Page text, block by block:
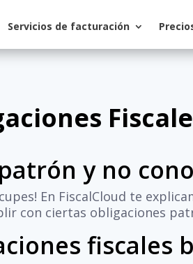
Servicios de facturación
y no
En FiscalCloud te
con ciertas obligaciones
fiscales